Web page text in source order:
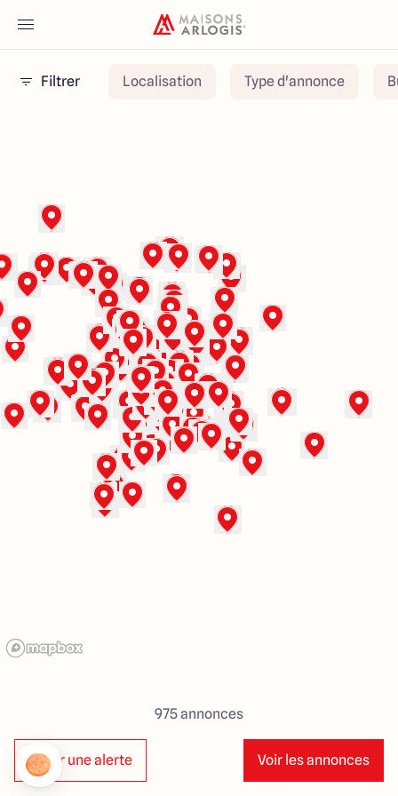
Accueil
Votre projet
Qui sommes-nous
Maisons ARLOGIS Aube
40 Route de Troyes
10120 Saint-Germain
4.6
Filtrer Localisation Type d'annonce
975annonces
Créer une alerte Voir les annonces